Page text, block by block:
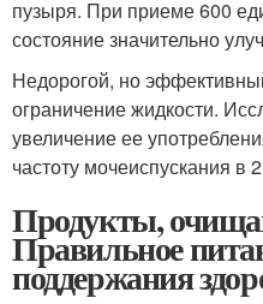
пузыря. При приеме 600
состояние значительно
Недорогой, но
ограничение жидкости.
увеличение ее
частоту мочеиспускания в
Продукты,
Правильное
поддержания